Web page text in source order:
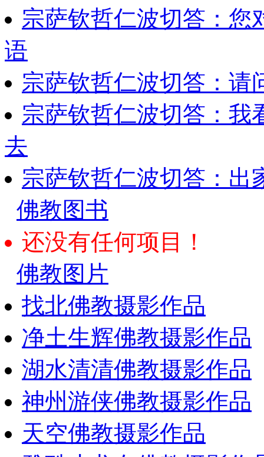
宗萨钦哲仁波切答：您
语
宗萨钦哲仁波切答：请
宗萨钦哲仁波切答：我
去
宗萨钦哲仁波切答：出
佛教图书
还没有任何项目！
佛教图片
找北佛教摄影作品
净土生辉佛教摄影作品
湖水清清佛教摄影作品
神州游侠佛教摄影作品
天空佛教摄影作品